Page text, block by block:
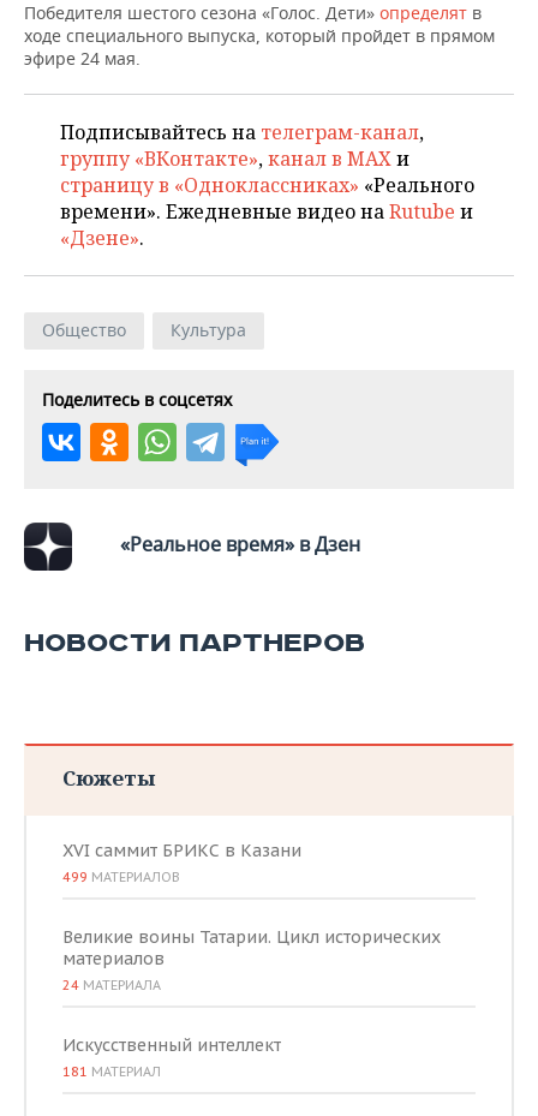
ЭНЕРГЕТИКА
УСЛУГИ
МЕДИА
ТЕЛЕКОММУНИКАЦИИ
ВЫЕЗДНАЯ РЕДАКЦИЯ
БИЗНЕС-БРАНЧИ
ONLINE-КОНФЕРЕНЦИИ
ОТКРЫТАЯ ЛЕКЦИЯ
НОВОСТИ СПОРТА
ФУТБОЛ
ХОККЕЙ
БАСКЕТБОЛ
ВОЛЕЙБОЛ
ВОДНЫЕ ВИДЫ СПОРТА
ХОККЕЙ С МЯЧОМ
ОБЩЕСТВО
НОВОСТИ ОБЩЕСТВА
ВЛАСТЬ
ИНФРАСТРУКТУРА
ИСТОРИЯ
ОБРАЗОВАНИЕ
ПРОИСШЕСТВИЯ
СЮЖЕТЫ
СПРАВОЧНИК
СПИСОК ПЕРСОН
ПОЛНАЯ ВЕРСИЯ
Победителя шестого сезона «Голос. Дети» определят в
ходе специального выпуска, который пройдет в прямом
эфире 24 мая.
Подписывайтесь на телеграм-канал,
группу «ВКонтакте»,канал в MAXи
страницу в «Одноклассниках» «Реального
времени». Ежедневные видео наRutube и
«Дзене».
Общество Культура
Поделитесь в соцсетях
«Реальное время» в Дзен
НОВОСТИ ПАРТНЕРОВ
Сюжеты
XVI саммит БРИКС в Казани
499 МАТЕРИАЛОВ
Великие воины Татарии. Цикл исторических
материалов
24 МАТЕРИАЛА
Искусственный интеллект
181 МАТЕРИАЛ